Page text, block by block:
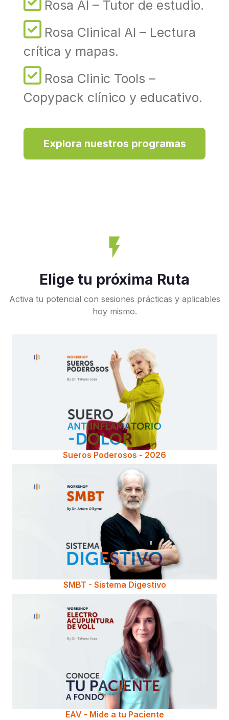
Rosa AI – Tutor de estudio.
Rosa Clinical AI – Lectura
crítica y mapas.
Rosa Clinic Tools –
Copypack clínico y educativo.
Explora nuestros programas
flash_on
Elige tu próxima Ruta
Activa tu potencial con sesiones prácticas y aplicables
hoy mismo.
Sueros Poderosos - 2026
SMBT - Sistema Digestivo
EAV - Mide a tu Paciente